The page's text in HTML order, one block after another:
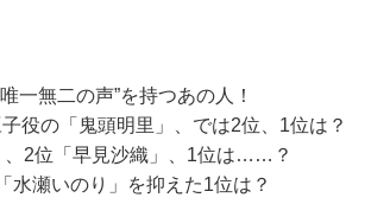
一無二の声”を持つあの人！
役の「鬼頭明里」、では2位、1位は？
、2位「早見沙織」、1位は……？
水瀬いのり」を抑えた1位は？